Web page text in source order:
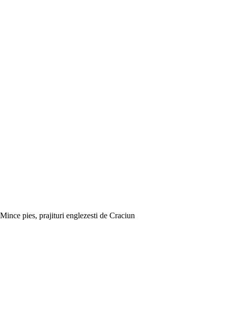
Mince pies, prajituri englezesti de Craciun